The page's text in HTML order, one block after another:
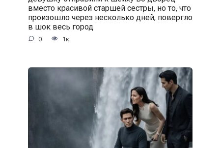
вместо красивой старшей сестры, но то, что
произошло через несколько дней, повергло
в шок весь город
0 1к.